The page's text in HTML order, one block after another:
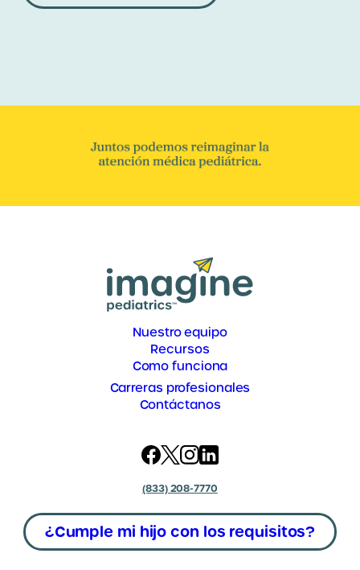
Nuestro equipo
Recursos
Como funciona
Carreras profesionales
Contáctanos
(833) 208-7770
¿Cumple mi hijo con los requisitos?